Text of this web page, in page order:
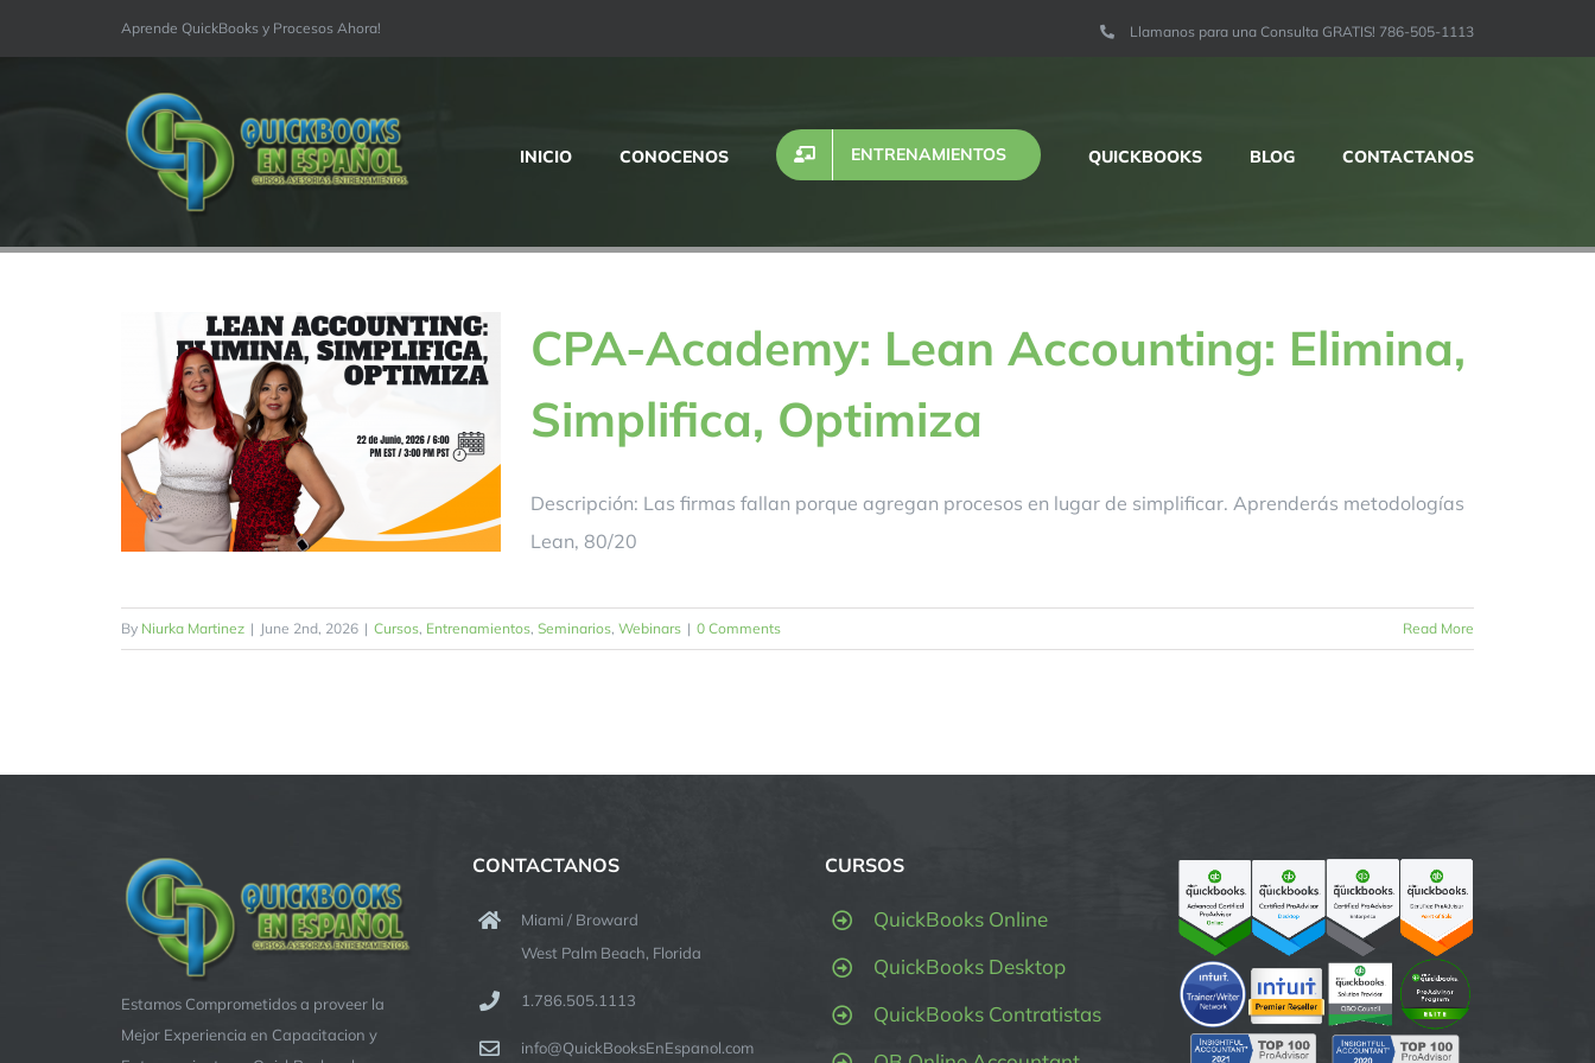
to
Aprende QuickBooks y Procesos Ahora! Llamanos para una Consulta GRATIS! 786-505-1113
INICIO CONOCENOS ENTRENAMIENTOS QUICKBOOKS BLOG CONTACTANOS
CPA-Academy: Lean Accounting: Elimina,
Simplifica, Optimiza
Descripción: Las firmas fallan porque agregan procesos en lugar de simplificar. Aprenderás metodologías
Lean, 80/20
By Niurka Martinez | June 2nd, 2026 | Cursos, Entrenamientos, Seminarios, Webinars | 0 Comments Read More
Estamos Comprometidos a proveer la
Mejor Experiencia en Capacitacion y
CONTACTANOS
Miami / Broward
West Palm Beach, Florida
1.786.505.1113
info@QuickBooksEnEspanol.com
CURSOS
QuickBooks Online
QuickBooks Desktop
QuickBooks Contratistas